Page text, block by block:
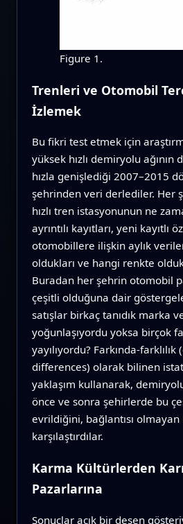
Figure 1.
Trenleri ve Otomobil
İzlemek
Bu fikri test etmek için
yüksek hızlı demiryolu
hızla genişlediği 2007–2015
şehrinden veri derlediler. Her
hızlı tren istasyonunun ne
ayrıntılı kayıtları, yeni kayıtlı
otomobillere ilişkin aylık
oldukları ve hangi renkte
Buradan her şehrin otomobil
çeşitli olduğuna dair
satışlar birkaç tanıdık marka
yoğunlaşıyordu yoksa birçok
yayılıyordu? Farkında-
differences) olarak bilinen
yaklaşım kullanarak,
önce ve sonra şehirlerde bu
evrildiğini, bağlantısı
karşılaştırdılar.
Karma Kültürlerden
Pazarlarına
Sonuçlar açık bir desen